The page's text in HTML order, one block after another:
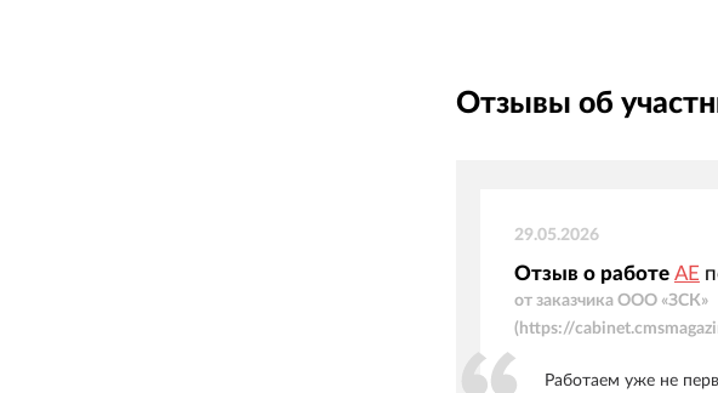
Отзывы об
29.05.2026
Отзыв о работе АЕ
от заказчика ООО «ЗСК»
(https://
Работаем уже не